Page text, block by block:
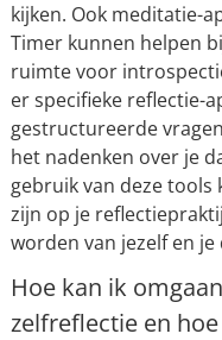
kijken. Ook meditatie-
Timer kunnen helpen
ruimte voor
er specifieke reflectie-
gestructureerde
het nadenken over je
gebruik van deze tools
zijn op je
worden van jezelf en je
Hoe kan ik
zelfreflectie en